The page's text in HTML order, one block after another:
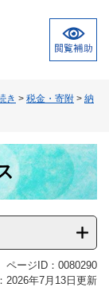
き > 税金・寄附 > 納
ページID：0080290
2026年7月13日更新